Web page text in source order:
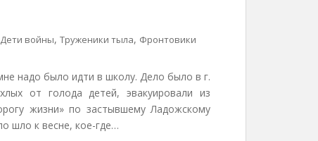
Дети войны, Труженики тыла, Фронтовики
надо было идти в школу. Дело было в г.
от голода детей, эвакуировали из
жизни» по застывшему Ладожскому
шло к весне, кое-где…